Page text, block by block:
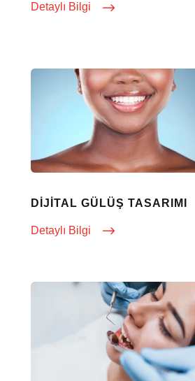
Detaylı Bilgi
DIJITAL GÜLÜŞ TASARIMI
Detaylı Bilgi